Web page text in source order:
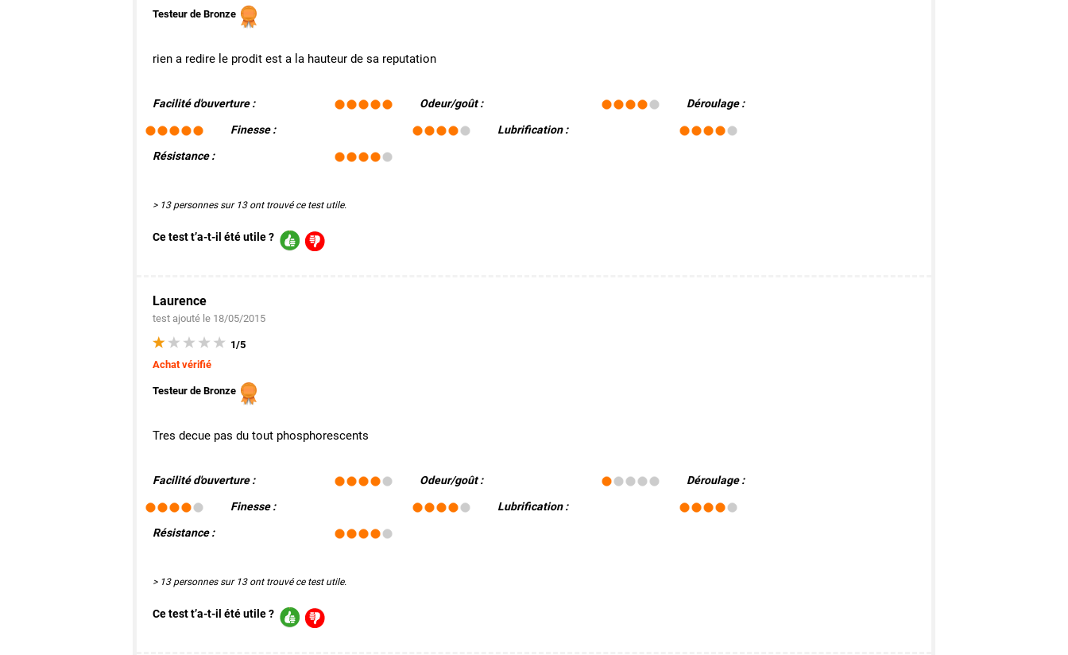
Testeur de Bronze
rien a redire le prodit est a la hauteur de sa reputation
Facilité d'ouverture : Odeur/goût : Déroulage :
Finesse : Lubrification :
Résistance :
> 13 personnes sur 13 ont trouvé ce test utile.
Ce test t’a-t-il été utile ?
Laurence
test ajouté le 18/05/2015
1/5
Achat vérifié
Testeur de Bronze
Tres decue pas du tout phosphorescents
Facilité d'ouverture : Odeur/goût : Déroulage :
Finesse : Lubrification :
Résistance :
> 13 personnes sur 13 ont trouvé ce test utile.
Ce test t’a-t-il été utile ?